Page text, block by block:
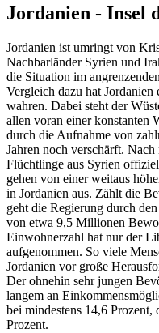
Jordanien - Insel
Jordanien ist umringt von
Nachbarländer Syrien und
die Situation im
Vergleich dazu hat
wahren. Dabei steht der
allen voran einer konstanten
durch die Aufnahme von
Jahren noch verschärft.
Flüchtlinge aus Syrien
gehen von einer weitaus
in Jordanien aus. Zählt die
geht die Regierung durch
von etwa 9,5 Millionen
Einwohnerzahl hat nur der
aufgenommen. So viele
Jordanien vor große
Der ohnehin sehr jungen
langem an
bei mindestens 14,6
Prozent.